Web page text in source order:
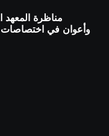
مناظرة المعهد